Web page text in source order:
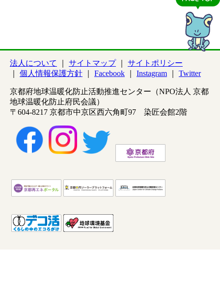
法人について サイトマップ
サイトポリシー
個人情報保護方針
Facebook Instagram Twitter
京都府地球温暖化防止活動推進センター（NPO法人 京都
地球温暖化防止府民会議）
〒604-8217 京都市中京区西六角町97 染匠会館2階